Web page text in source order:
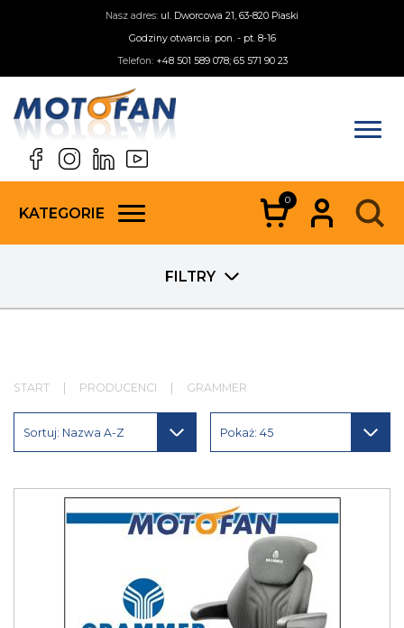
Nasz adres: ul. Dworcowa 21, 63-820 Piaski
Godziny otwarcia: pon. - pt. 8-16
Telefon: +48 501 589 078; 65 571 90 23
KATEGORIE
0
FILTRY
START PRODUCENCI GRAMMER
Sortuj: Nazwa A-Z Pokaż: 45